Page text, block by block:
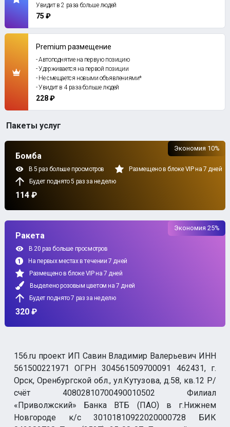
Увидит в 2 раза больше людей
75 ₽
Premium размещение
- Автоподнятие на первую позицию
- Удерживается на первой позиции
- Не смещается новыми объявлениями*
- Увидит в 4 раза больше людей
228 ₽
Пакеты услуг
Бомба
В 5 раз больше просмотров
Размещено в блоке VIP на 7 дней
Будет поднято 5 раз за неделю
114 ₽
Экономия 10%
Ракета
В 20 раз больше просмотров
На первых местах в течении 7 дней
Размещено в блоке VIP на 7 дней
Выделено розовым цветом на 7 дней
Будет поднято 7 раз за неделю
320 ₽
Экономия 25%
156.ru проект ИП Савин Владимир Валерьевич ИНН
561500221971 ОГРН 304561509700091 462431, г.
Орск, Оренбургской обл., ул.Кутузова, д.58, кв.12 Р/
счёт 40802810700490010502 Филиал
«Приволжский» Банка ВТБ (ПАО) в г.Нижнем
Новгороде к/с 30101810922020000728 БИК